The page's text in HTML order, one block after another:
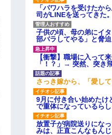
「パワハラを受けたか
司がLINEを送ってきた。
子供の頃、母の弟にイ
部バラしてやる」と脅
【衝撃】職場に入って
「！？」→ 突然、突き
さっき嫁から、「愛し
9月に付き合い始めたけ
で重体になっているら
放置子が病院送りにな
みは、正直こんなもんじ